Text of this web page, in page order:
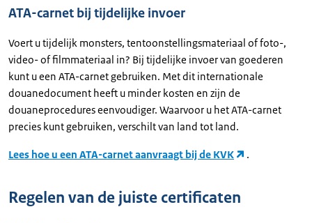
ATA-carnet bij tijdelijke invoer
Voert u tijdelijk monsters, tentoonstellingsmateriaal of foto-,
video- of filmmateriaal in? Bij tijdelijke invoer van goederen
kunt u een ATA-carnet gebruiken. Met dit internationale
douanedocument heeft u minder kosten en zijn de
douaneprocedures eenvoudiger. Waarvoor u het ATA-carnet
precies kunt gebruiken, verschilt van land tot land.
Lees hoe u een ATA-carnet aanvraagt bij de KVK .
Regelen van de juiste certificaten